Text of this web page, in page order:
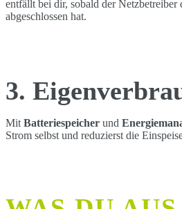
entfällt bei dir, sobald der Netzbetreiber
abgeschlossen hat.
3.
MitBatteriespeicher und
Strom selbst und reduzierst die